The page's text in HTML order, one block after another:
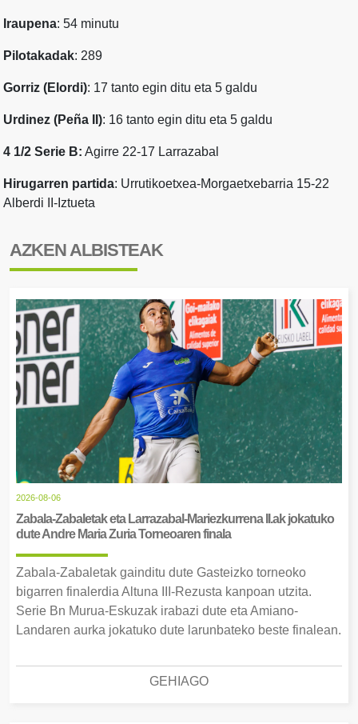
Iraupena: 54 minutu
Pilotakadak: 289
Gorriz (Elordi): 17 tanto egin ditu eta 5 galdu
Urdinez (Peña II): 16 tanto egin ditu eta 5 galdu
4 1/2 Serie B: Agirre 22-17 Larrazabal
Hirugarren partida: Urrutikoetxea-Morgaetxebarria 15-22
Alberdi II-Iztueta
AZKEN ALBISTEAK
2026-08-06
Zabala-Zabaletak eta Larrazabal-Mariezkurrena II.ak jokatuko
dute Andre Maria Zuria Torneoaren finala
Zabala-Zabaletak gainditu dute Gasteizko torneoko
bigarren finalerdia Altuna III-Rezusta kanpoan utzita.
Serie Bn Murua-Eskuzak irabazi dute eta Amiano-
Landaren aurka jokatuko dute larunbateko beste finalean.
GEHIAGO